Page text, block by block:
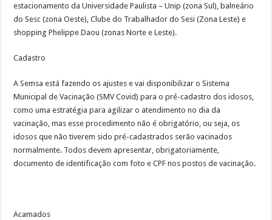
estacionamento da Universidade Paulista – Unip (zona Sul), balneário
do Sesc (zona Oeste), Clube do Trabalhador do Sesi (Zona Leste) e
shopping Phelippe Daou (zonas Norte e Leste).
Cadastro
A Semsa está fazendo os ajustes e vai disponibilizar o Sistema
Municipal de Vacinação (SMV Covid) para o pré-cadastro dos idosos,
como uma estratégia para agilizar o atendimento no dia da
vacinação, mas esse procedimento não é obrigatório, ou seja, os
idosos que não tiverem sido pré-cadastrados serão vacinados
normalmente. Todos devem apresentar, obrigatoriamente,
documento de identificação com foto e CPF nos postos de vacinação.
Acamados